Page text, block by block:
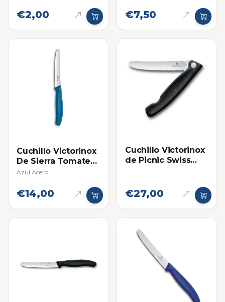
€2,00 €7,50
Cuchillo Victorinox
De Sierra Tomatero
- Individual
Azul Acero
€14,00
Cuchillo Victorinox
de Picnic Swiss
€27,00